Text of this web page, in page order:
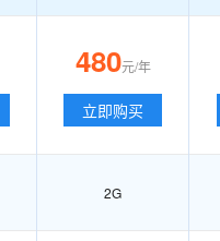
480元/年
立即购买
2G